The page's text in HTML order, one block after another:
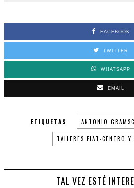
FACEBOOK
TWITTER
WHATSAPP
EMAIL
ETIQUETAS: ANTONIO
TALLERES FIAT-CENTRO Y
TAL VEZ ESTÉ